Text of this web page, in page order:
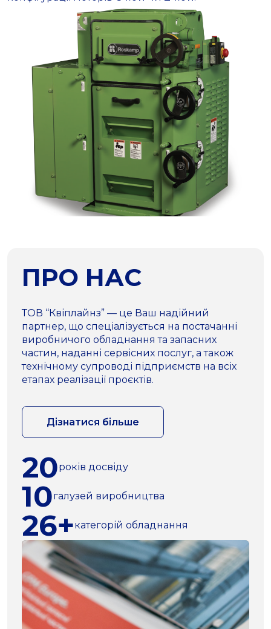
ПРО НАС
ТОВ “Квіплайнз” — це Ваш надійний
партнер, що спеціалізується на постачанні
виробничого обладнання та запасних
частин, наданні сервісних послуг, а також
технічному супроводі підприємств на всіх
етапах реалізації проєктів.
Дізнатися більше
20років досвіду
10галузей виробництва
26+категорій обладнання